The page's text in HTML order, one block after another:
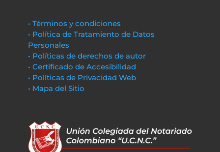
• Términos y condiciones
• Política de Tratamiento de Datos
Personales
• Políticas de derechos de autor
• Certificado de Accesibilidad
• Políticas de Privacidad Web
• Mapa del Sitio